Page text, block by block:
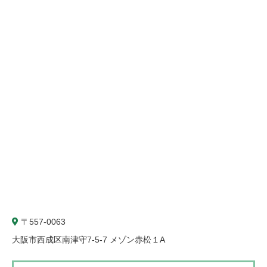
〒557-0063
大阪市西成区南津守7-5-7 メゾン赤松１A